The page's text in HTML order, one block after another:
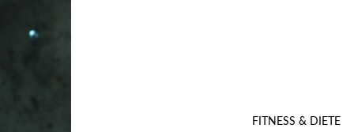
FITNESS & DIETE